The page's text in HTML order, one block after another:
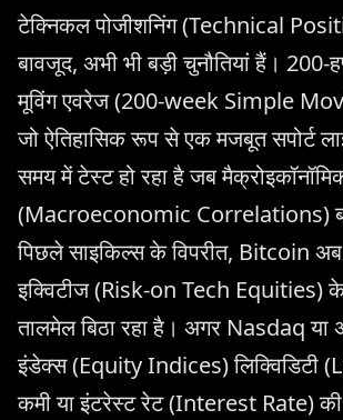
टेक्निकल पोजीशनिंग (Technical
बावजूद, अभी भी बड़ी चुनौतियां हैं। 200-
मूविंग एवरेज (200-week Simple
जो ऐतिहासिक रूप से एक मजबूत सपोर्ट
समय में टेस्ट हो रहा है जब
(Macroeconomic Correlations)
पिछले साइकिल्स के विपरीत, Bitcoin
इक्विटीज (Risk-on Tech Equities) के
तालमेल बिठा रहा है। अगर Nasdaq या
इंडेक्स (Equity Indices) लिक्विडिटी
कमी या इंटरेस्ट रेट (Interest Rate) की